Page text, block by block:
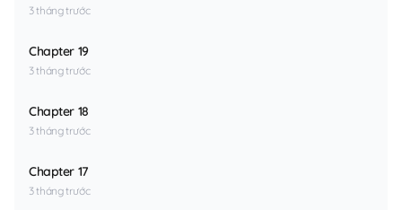
3 tháng trước
Chapter 19
3 tháng trước
Chapter 18
3 tháng trước
Chapter 17
3 tháng trước